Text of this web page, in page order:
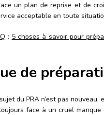
un plan de reprise et de
acceptable en toute
: 5 choses à savoir pour
de
du PRA n’est pas
face à un cruel